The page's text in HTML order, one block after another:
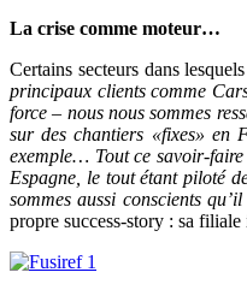
La crise comme moteur…
Certains secteurs dans
principaux clients comme
force – nous nous sommes
sur des chantiers «fixes» en
exemple… Tout ce savoir-faire
Espagne, le tout étant piloté
sommes aussi conscients
propre success-story : sa